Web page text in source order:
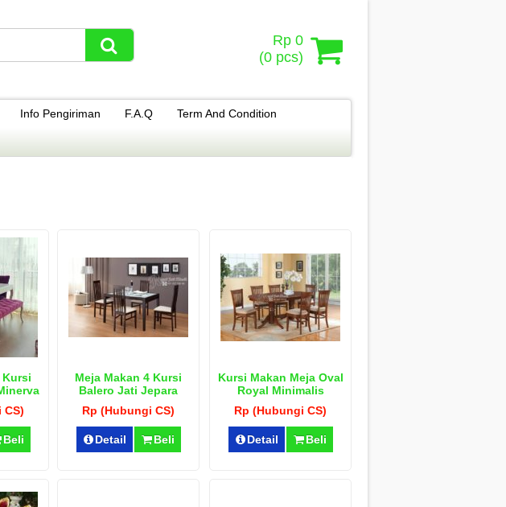
Rp 0
(0 pcs)
Info Pengiriman F.A.Q Term And Condition
Kursi
CS)
Beli
Meja Makan 4 Kursi
Balero Jati Jepara
Rp (Hubungi CS)
Detail Beli
Kursi Makan Meja Oval
Royal Minimalis
Rp (Hubungi CS)
Detail Beli